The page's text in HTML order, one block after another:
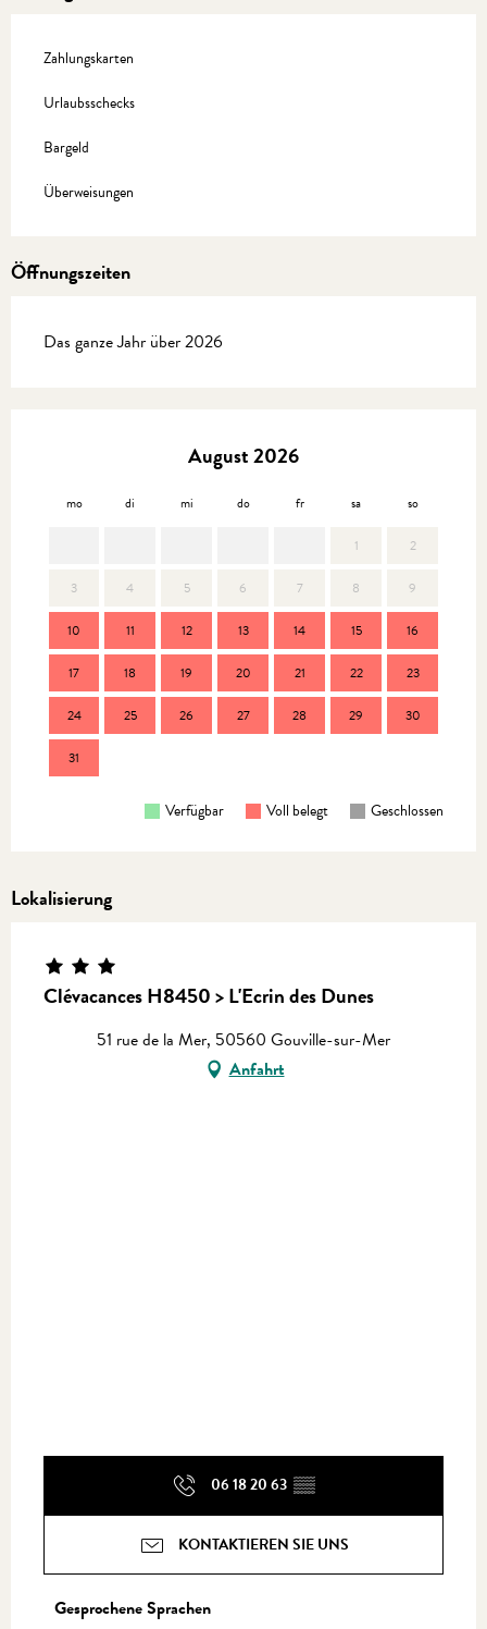
Zahlungskarten
Urlaubsschecks
Bargeld
Überweisungen
Öffnungszeiten
Das ganze Jahr über 2026
August 2026
mo di mi do fr sa so
1 2
3 4 5 6 7 8 9
10 11 12 13 14 15 16
17 18 19 20 21 22 23
24 25 26 27 28 29 30
31
Verfügbar Voll belegt Geschlossen
Lokalisierung
Clévacances H8450 > L'Ecrin des Dunes
51 rue de la Mer, 50560 Gouville-sur-Mer
Anfahrt
06 18 20 63 ▒▒
KONTAKTIEREN SIE UNS
Gesprochene Sprachen
Gesprochene Sprachen